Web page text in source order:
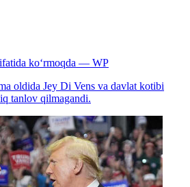
ko‘rmoqda — WP
oldida Jey Di Vens va davlat kotibi
tanlov qilmagandi.